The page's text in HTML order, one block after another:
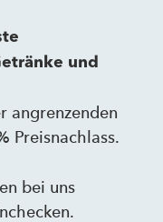
und
angrenzenden
Preisnachlass.
bei uns